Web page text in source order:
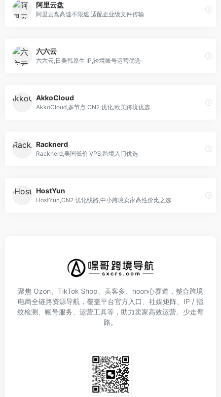
阿里云盘
阿里云盘高速不限速,适配企业级文件传输
六六云
六六云,日美韩原生 IP,跨境账号运营优选
AkkoCloud
AkkoCloud,多节点 CN2 优化,欧美跨境优选
Racknerd
Racknerd,美国低价 VPS,跨境入门优选
HostYun
HostYun,CN2 优化线路,中小跨境卖家高性价比之选
聚焦 Ozon、TikTok Shop、美客多、noon心赛道，整合跨境
电商全链路资源导航，覆盖平台官方入口、社媒矩阵、IP / 指
纹检测、账号服务、运营工具等，助力卖家高效运营、少走弯
路。